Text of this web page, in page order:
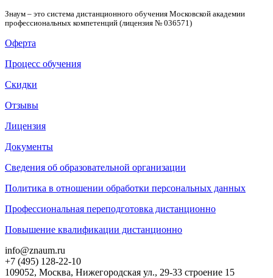
Знаум – это система дистанционного обучения Московской академии
профессиональных компетенций (лицензия № 036571)
Оферта
Процесс обучения
Скидки
Отзывы
Лицензия
Документы
Сведения об образовательной организации
Политика в отношении обработки персональных данных
Профессиональная переподготовка дистанционно
Повышение квалификации дистанционно
info@znaum.ru
+7 (495) 128-22-10
109052, Москва, Нижегородская ул., 29-33 строение 15